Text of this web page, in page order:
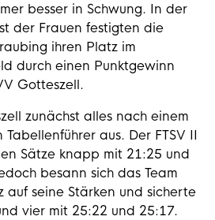
besser in Schwung. In der
der Frauen festigten die
ihren Platz im
durch einen Punktgewinn
Gotteszell.
zunächst alles nach einem
aus. Der FTSV II
Sätze knapp mit 21:25 und
besann sich das Team
auf seine Stärken und sicherte
vier mit 25:22 und 25:17.